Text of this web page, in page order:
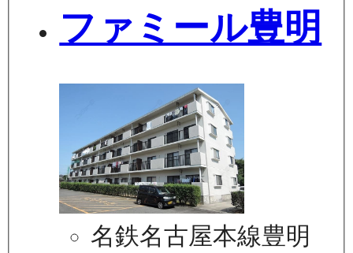
ファミール豊明
名鉄名古屋本線豊明